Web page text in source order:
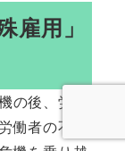
雇用」
後、労働
者の不安